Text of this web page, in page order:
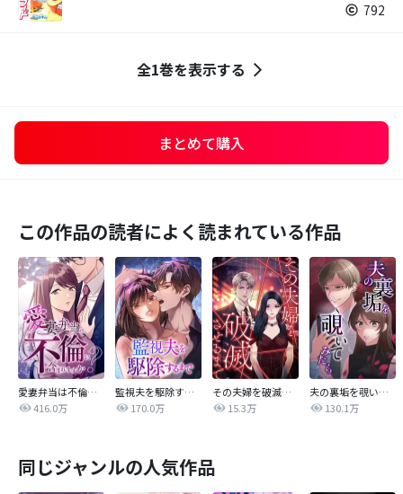
792
全1巻を表示する
まとめて購入
この作品の読者によく読まれている作品
愛妻弁当は不倫に含まれますか？
416.0万
監視夫を駆除するまで
170.0万
その夫婦を破滅させるまで
15.3万
夫の裏垢を覗いてみたら
130.1万
同じジャンルの人気作品